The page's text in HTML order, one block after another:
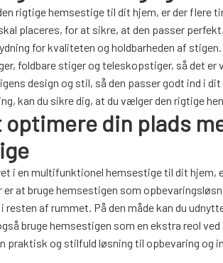
rigtige hemsestige til dit hjem, er der flere
placeres, for at sikre, at den passer
for kvaliteten og holdbarheden af
foldbare stiger og teleskopstiger, så det
design og stil, så den passer godt ind i
kan du sikre dig, at du vælger den rigtige
optimere din plads
i en multifunktionel hemsestige til dit hjem,
er at bruge hemsestigen som
resten af rummet. På den måde kan du
bruge hemsestigen som en ekstra reol
praktisk og stilfuld løsning til opbevaring og